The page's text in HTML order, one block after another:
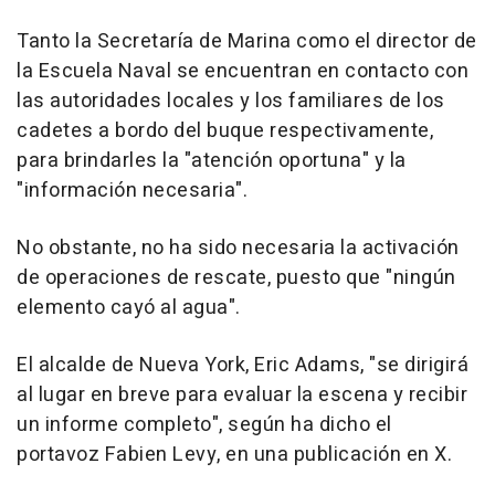
Tanto la Secretaría de Marina como el director de
la Escuela Naval se encuentran en contacto con
las autoridades locales y los familiares de los
cadetes a bordo del buque respectivamente,
para brindarles la "atención oportuna" y la
"información necesaria".
No obstante, no ha sido necesaria la activación
de operaciones de rescate, puesto que "ningún
elemento cayó al agua".
El alcalde de Nueva York, Eric Adams, "se dirigirá
al lugar en breve para evaluar la escena y recibir
un informe completo", según ha dicho el
portavoz Fabien Levy, en una publicación en X.